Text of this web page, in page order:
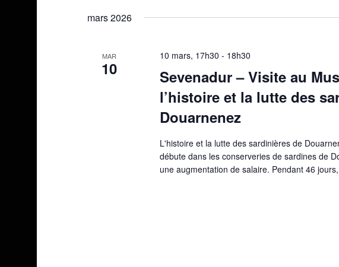
une
mars 2026
MAR
10
10 mars, 17h30 - 18h30
Sevenadur – Visite au
l’histoire et la lutte des
Douarnenez
L'histoire et la lutte des sardinières de
débute dans les conserveries de sardines de
une augmentation de salaire. Pendant 46